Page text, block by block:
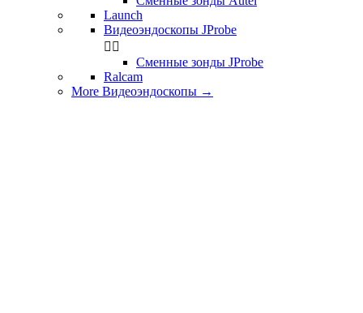
Launch
Видеоэндоскопы JProbe
 
Сменные зонды JProbe
Ralcam
More Видеоэндоскопы →